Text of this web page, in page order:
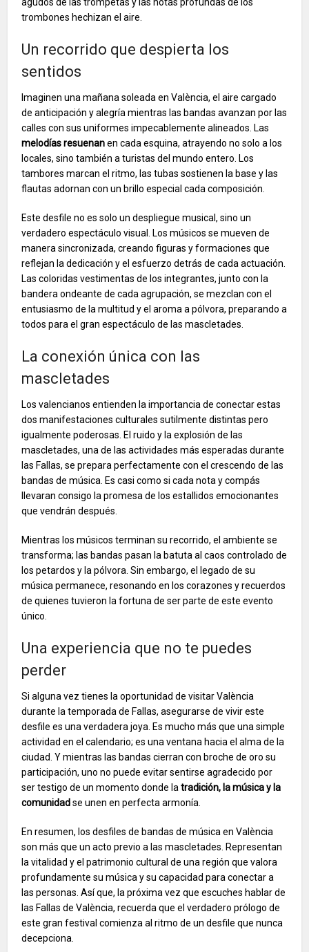
trombones hechizan el aire.
Un recorrido que despierta los
sentidos
Imaginen una mañana soleada en València, el aire cargado
de anticipación y alegría mientras las bandas avanzan por las
calles con sus uniformes impecablemente alineados. Las
melodías resuenanen cada esquina, atrayendo no solo a los
locales, sino también a turistas del mundo entero. Los
tambores marcan el ritmo, las tubas sostienen la base y las
flautas adornan con un brillo especial cada composición.
Este desfile no es solo un despliegue musical, sino un
verdadero espectáculo visual. Los músicos se mueven de
manera sincronizada, creando figuras y formaciones que
reflejan la dedicación y el esfuerzo detrás de cada actuación.
Las coloridas vestimentas de los integrantes, junto con la
bandera ondeante de cada agrupación, se mezclan con el
entusiasmo de la multitud y el aroma a pólvora, preparando a
todos para el gran espectáculo de las mascletades.
La conexión única con las
mascletades
Los valencianos entienden la importancia de conectar estas
dos manifestaciones culturales sutilmente distintas pero
igualmente poderosas. El ruido y la explosión de las
mascletades, una de las actividades más esperadas durante
las Fallas, se prepara perfectamente con el crescendo de las
bandas de música. Es casi como si cada nota y compás
llevaran consigo la promesa de los estallidos emocionantes
que vendrán después.
Mientras los músicos terminan su recorrido, el ambiente se
transforma; las bandas pasan la batuta al caos controlado de
los petardos y la pólvora. Sin embargo, el legado de su
música permanece, resonando en los corazones y recuerdos
de quienes tuvieron la fortuna de ser parte de este evento
único.
Una experiencia que no te puedes
perder
Si alguna vez tienes la oportunidad de visitar València
durante la temporada de Fallas, asegurarse de vivir este
desfile es una verdadera joya. Es mucho más que una simple
actividad en el calendario; es una ventana hacia el alma de la
ciudad. Y mientras las bandas cierran con broche de oro su
participación, uno no puede evitar sentirse agradecido por
ser testigo de un momento donde latradición, la música y la
comunidadse unen en perfecta armonía.
En resumen, los desfiles de bandas de música en València
son más que un acto previo a las mascletades. Representan
la vitalidad y el patrimonio cultural de una región que valora
profundamente su música y su capacidad para conectar a
las personas. Así que, la próxima vez que escuches hablar de
las Fallas de València, recuerda que el verdadero prólogo de
este gran festival comienza al ritmo de un desfile que nunca
decepciona.